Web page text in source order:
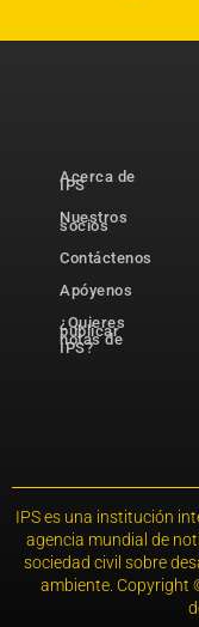
Acerca de
IPS
Nuestros
socios
Contáctenos
Apóyenos
¿Quieres
publicar
notas de
IPS?
IPS es una institución
agencia mundial de
sociedad civil sobre
ambiente. Copyright